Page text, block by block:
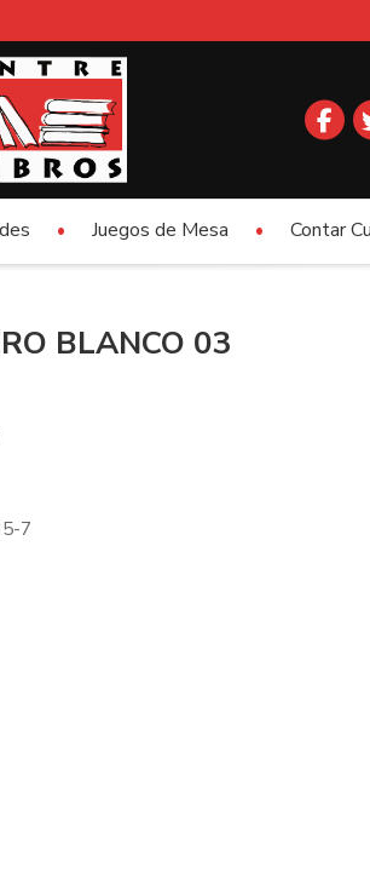
Juegos de Mesa Contar
BLANCO 03
7